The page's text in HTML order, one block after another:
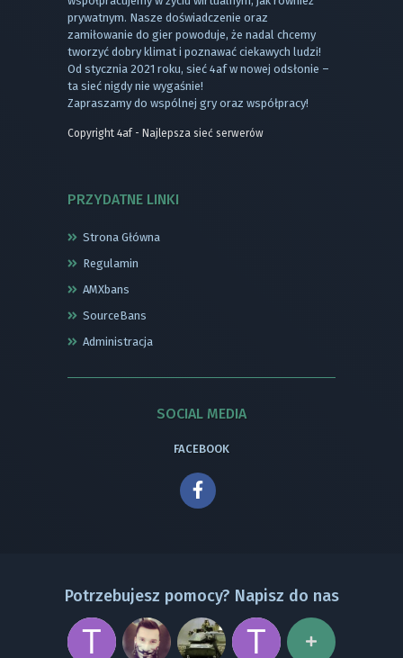
prywatnym. Nasze doświadczenie oraz
zamiłowanie do gier powoduje, że nadal chcemy
tworzyć dobry klimat i poznawać ciekawych ludzi!
Od stycznia 2021 roku, sieć 4af w nowej odsłonie –
ta sieć nigdy nie wygaśnie!
Zapraszamy do wspólnej gry oraz współpracy!
Copyright 4af - Najlepsza sieć serwerów
PRZYDATNE LINKI
Strona Główna
Regulamin
AMXbans
SourceBans
Administracja
SOCIAL MEDIA
FACEBOOK
Potrzebujesz pomocy? Napisz do nas